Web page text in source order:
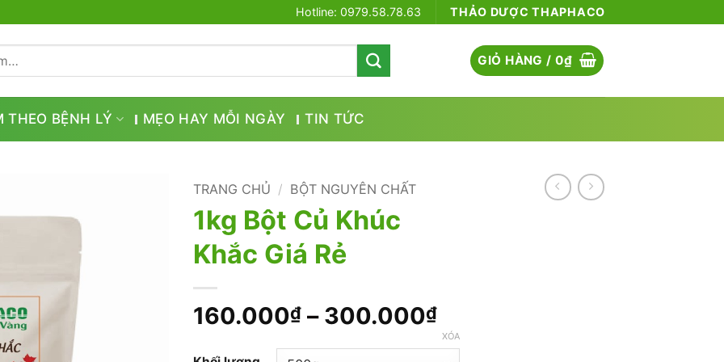
Hotline: 0979.58.78.63 THẢO DƯỢC THAPHACO
GIỎ HÀNG /0₫
THEO BỆNH LÝ MẸO HAY MỖI NGÀY TIN TỨC
TRANG CHỦ / BỘT NGUYÊN CHẤT
1kg Bột Củ Khúc
Khắc Giá Rẻ
160.000₫ – 300.000₫Khoảng
giá:
XÓA